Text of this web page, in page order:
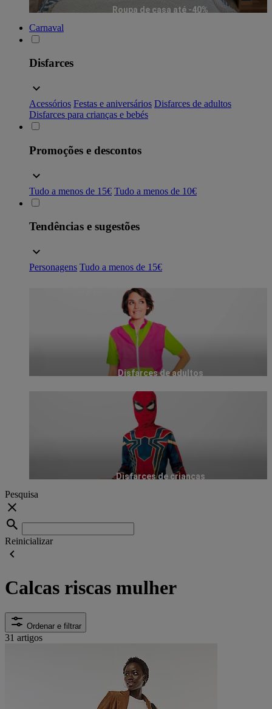
Roupa de casa até -40%
Carnaval
Disfarces
Acessórios Festas e aniversários Disfarces de adultos
Disfarces para crianças e bebés
Promoções e descontos
Tudo a menos de 15€ Tudo a menos de 10€
Tendências e sugestões
Personagens Tudo a menos de 15€
Disfarces de adultos
Disfarces de crianças
Pesquisa
Reinicializar
Calcas riscas mulher
Ordenar e filtrar
31 artigos